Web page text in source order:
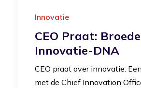
Innovatie
CEO Praat:
Innovatie-DNA
CEO praat over innovatie:
met de Chief Innovation